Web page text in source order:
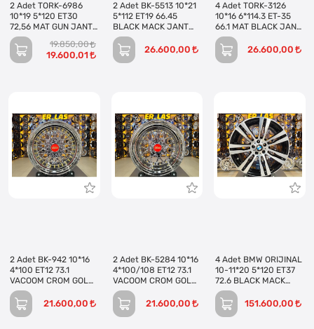
2 Adet TORK-6986
10*19 5*120 ET30
72,56 MAT GUN JANT
(Takım)
19.850,00
19.600,01
2 Adet BK-5513 10*21
5*112 ET19 66.45
BLACK MACK JANT
(Takım)
26.600,00
4 Adet TORK-3126
10*16 6*114.3 ET-35
66.1 MAT BLACK JANT
(Takım)
26.600,00
2 Adet BK-942 10*16
4*100 ET12 73.1
VACOOM CROM GOLD
(ARKA) JANT (Takım)
21.600,00
2 Adet BK-5284 10*16
4*100/108 ET12 73.1
VACOOM CROM GOLD
JANT (Takım)
21.600,00
4 Adet BMW ORIJINAL
10-11*20 5*120 ET37
72.6 BLACK MACK
JANT REVİZE EDİLMİŞ
(Takım) 151.600,00